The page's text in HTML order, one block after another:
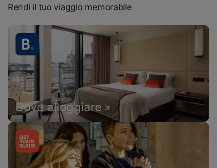
Rendi il tuo viaggio memorabile
Dove alloggiare